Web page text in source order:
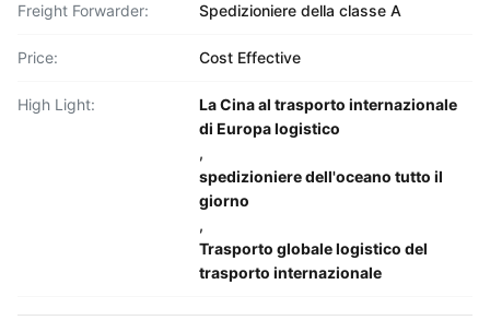
Freight Forwarder: Spedizioniere della classe A
Price: Cost Effective
High Light:
La Cina al trasporto internazionale
di Europa logistico
,
spedizioniere dell'oceano tutto il
giorno
,
Trasporto globale logistico del
trasporto internazionale